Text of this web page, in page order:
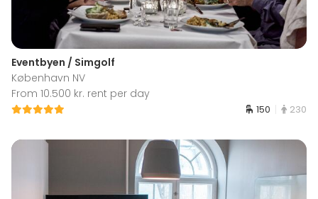
Eventbyen / Simgolf
København NV
From 10.500 kr. rent per day
150 230